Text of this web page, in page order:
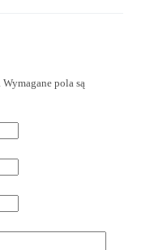
Wymagane pola są